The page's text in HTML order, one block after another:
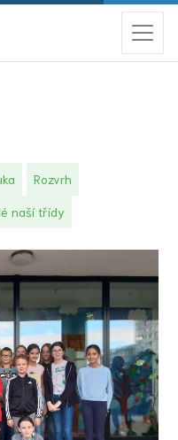
Rozvrh
naší třídy